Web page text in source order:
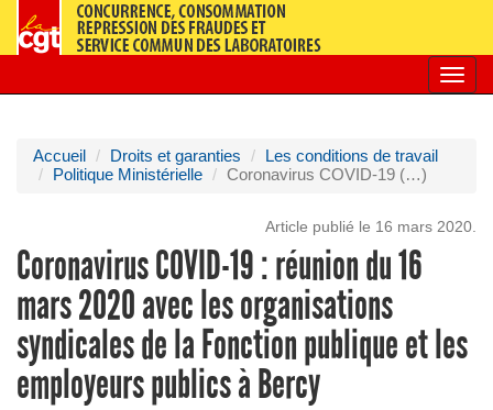
Accueil Droits et garanties
Les conditions de travail
Politique Ministérielle
Coronavirus COVID-19 (…)
Article publié le 16 mars 2020.
Coronavirus COVID-19 : réunion du 16
mars 2020 avec les organisations
syndicales de la Fonction publique et les
employeurs publics à Bercy